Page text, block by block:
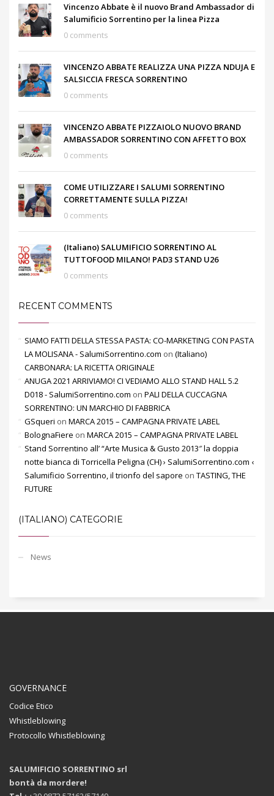
Vincenzo Abbate è il nuovo Brand Ambassador di
Salumificio Sorrentino per la linea Pizza
0 comments
VINCENZO ABBATE REALIZZA UNA PIZZA NDUJA E
SALSICCIA FRESCA SORRENTINO
0 comments
VINCENZO ABBATE PIZZAIOLO NUOVO BRAND
AMBASSADOR SORRENTINO CON AFFETTO BOX
0 comments
COME UTILIZZARE I SALUMI SORRENTINO
CORRETTAMENTE SULLA PIZZA!
0 comments
(Italiano) SALUMIFICIO SORRENTINO AL
TUTTOFOOD MILANO! PAD3 STAND U26
0 comments
RECENT COMMENTS
SIAMO FATTI DELLA STESSA PASTA: CO-MARKETING CON PASTA
LA MOLISANA - SalumiSorrentino.com on (Italiano)
CARBONARA: LA RICETTA ORIGINALE
ANUGA 2021 ARRIVIAMO! CI VEDIAMO ALLO STAND HALL 5.2
D018 - SalumiSorrentino.com on PALI DELLA CUCCAGNA
SORRENTINO: UN MARCHIO DI FABBRICA
GSqueri on MARCA 2015 – CAMPAGNA PRIVATE LABEL
BolognaFiere on MARCA 2015 – CAMPAGNA PRIVATE LABEL
Stand Sorrentino all’ “Arte Musica & Gusto 2013″ la doppia
notte bianca di Torricella Peligna (CH) › SalumiSorrentino.com ‹
Salumificio Sorrentino, il trionfo del sapore on TASTING, THE
FUTURE
(ITALIANO) CATEGORIE
News
GOVERNANCE
Codice Etico
Whistleblowing
Protocollo Whistleblowing
SALUMIFICIO SORRENTINO srl
bontà da mordere!